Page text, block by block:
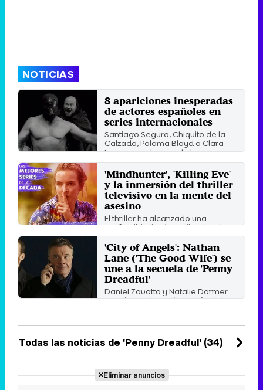
NOTICIAS
8 apariciones inesperadas
de actores españoles en
series internacionales
Santiago Segura, Chiquito de la
Calzada, Paloma Bloyd o Clara
Largo son algunos de los ...
Martes 23 Agosto 2022 10:57
'Mindhunter', 'Killing Eve'
y la inmersión del thriller
televisivo en la mente del
asesino
El thriller ha alcanzado una
profundidad extraordinaria a lo
largo de la década, ...
Domingo 10 Noviembre 2019 10:18
'City of Angels': Nathan
Lane ('The Good Wife') se
une a la secuela de 'Penny
Dreadful'
Daniel Zovatto y Natalie Dormer
encabezan la continuación del
Todas las noticias de 'Penny Dreadful' (34)
Eliminar anuncios